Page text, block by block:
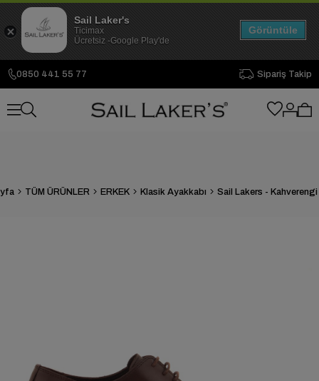
0850 441 55 77 Sipariş Takip
TÜM ÜRÜNLER ERKEK Klasik Ayakkabı
Sail Laker's
Ticimax
Ücretsiz -Google Play'de
Görüntüle